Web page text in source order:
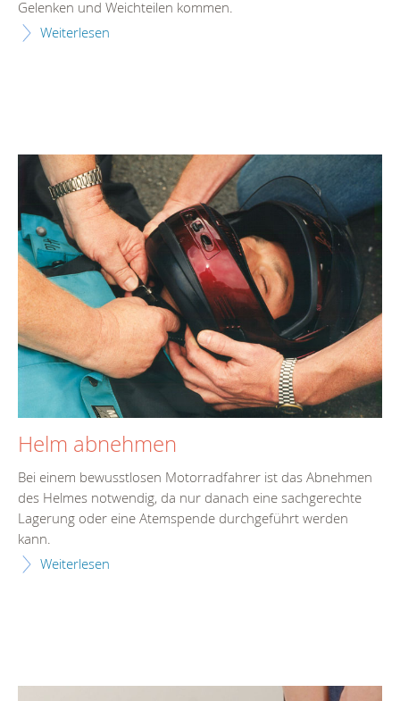
Gelenken und Weichteilen kommen.
Weiterlesen
Helm abnehmen
Bei einem bewusstlosen Motorradfahrer ist das Abnehmen
des Helmes notwendig, da nur danach eine sachgerechte
Lagerung oder eine Atemspende durchgeführt werden
kann.
Weiterlesen